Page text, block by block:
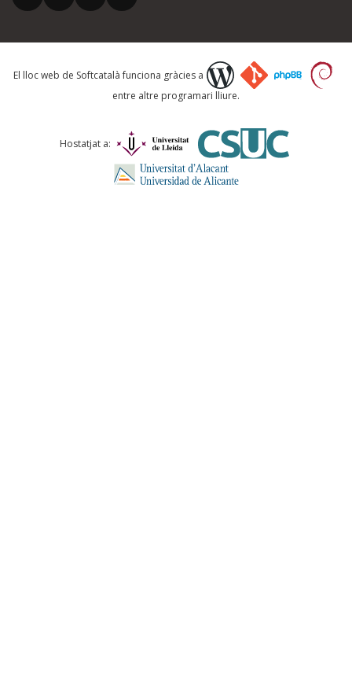
Què proposeu?
Comentari *
El lloc web de Softcatalà funciona gràcies a
entre altre programari lliure.
Hostatjat a: